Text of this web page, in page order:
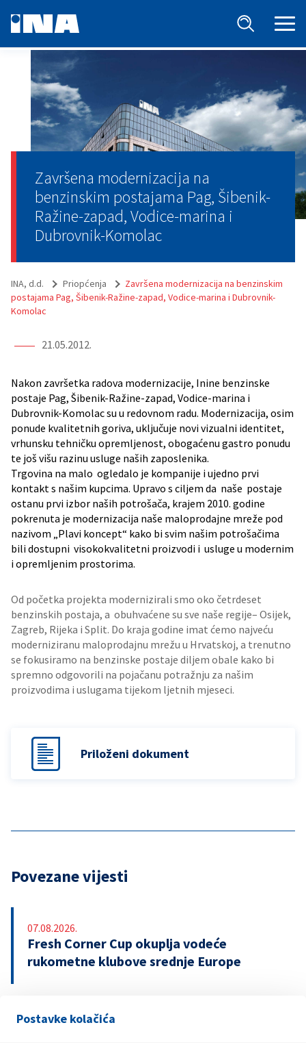
Postavke kolačića
Završena modernizacija na
benzinskim postajama Pag, Šibenik-
Ražine-zapad, Vodice-marina i
Dubrovnik-Komolac
INA, d.d. Priopćenja
Završena modernizacija na benzinskim
postajama Pag, Šibenik-Ražine-zapad, Vodice-marina i Dubrovnik-
Komolac
21.05.2012.
Nakon završetka radova modernizacije, Inine benzinske
postaje Pag, Šibenik-Ražine-zapad, Vodice-marina i
Dubrovnik-Komolac su u redovnom radu. Modernizacija, osim
ponude kvalitetnih goriva, uključuje novi vizualni identitet,
vrhunsku tehničku opremljenost, obogaćenu gastro ponudu
te još višu razinu usluge naših zaposlenika.
Trgovina na malo ogledalo je kompanije i ujedno prvi
kontakt s našim kupcima. Upravo s ciljem da naše postaje
ostanu prvi izbor naših potrošača, krajem 2010. godine
pokrenuta je modernizacija naše maloprodajne mreže pod
nazivom „Plavi koncept“ kako bi svim našim potrošačima
bili dostupni visokokvalitetni proizvodi i usluge u modernim
i opremljenim prostorima.
Od početka projekta modernizirali smo oko četrdeset
benzinskih postaja, a obuhvaćene su sve naše regije– Osijek,
Zagreb, Rijeka i Split. Do kraja godine imat ćemo najveću
moderniziranu maloprodajnu mrežu u Hrvatskoj, a trenutno
se fokusiramo na benzinske postaje diljem obale kako bi
spremno odgovorili na pojačanu potražnju za našim
proizvodima i uslugama tijekom ljetnih mjeseci.
Priloženi dokument
Povezane vijesti
07.08.2026.
Fresh Corner Cup okuplja vodeće
rukometne klubove srednje Europe
29.07.2026.